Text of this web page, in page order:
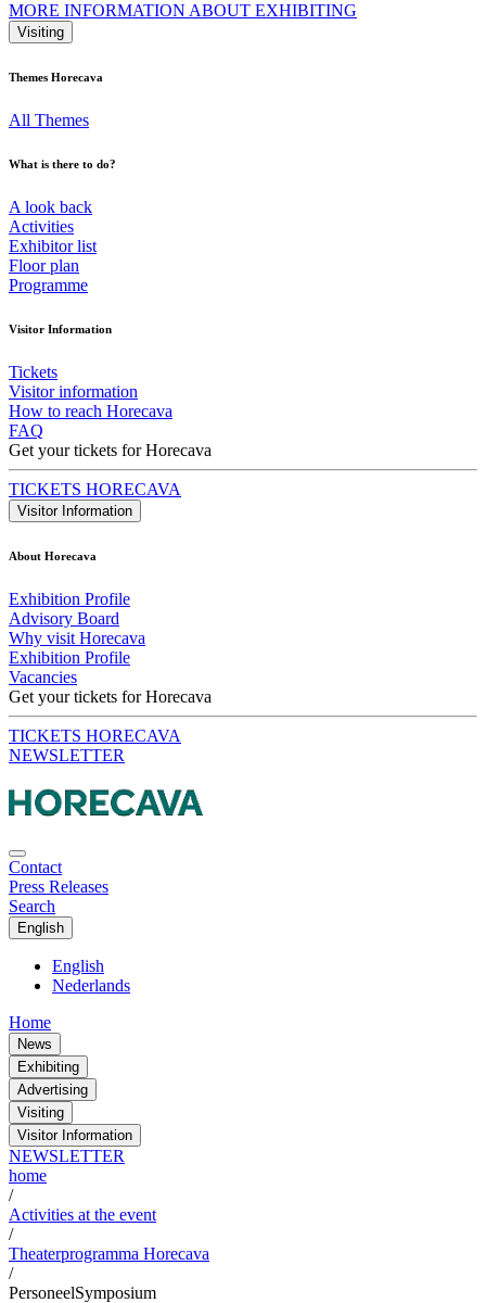
MORE INFORMATION ABOUT EXHIBITING
Visiting
Themes Horecava
All Themes
What is there to do?
A look back
Activities
Exhibitor list
Floor plan
Programme
Visitor Information
Tickets
Visitor information
How to reach Horecava
FAQ
Get your tickets for Horecava
TICKETS HORECAVA
Visitor Information
About Horecava
Exhibition Profile
Advisory Board
Why visit Horecava
Exhibition Profile
Vacancies
Get your tickets for Horecava
TICKETS HORECAVA
NEWSLETTER
Contact
Press Releases
Search
English
English
Nederlands
Home
News
Exhibiting
Advertising
Visiting
Visitor Information
NEWSLETTER
home
/
Activities at the event
/
Theaterprogramma Horecava
/
PersoneelSymposium